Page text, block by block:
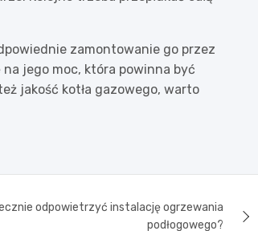
zamontowanie go przez
jego moc, która powinna być
jakość kotła gazowego, warto
odpowietrzyć instalację ogrzewania
podłogowego?